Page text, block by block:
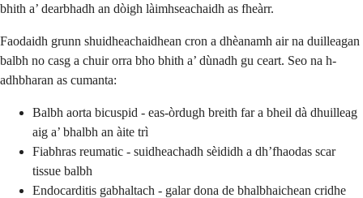
bhith a’ dearbhadh an dòigh làimhseachaidh as fheàrr.
Faodaidh grunn shuidheachaidhean cron a dhèanamh air na duilleagan
balbh no casg a chuir orra bho bhith a’ dùnadh gu ceart. Seo na h-
adhbharan as cumanta:
Balbh aorta bicuspid - eas-òrdugh breith far a bheil dà dhuilleag
aig a’ bhalbh an àite trì
Fiabhras reumatic - suidheachadh sèididh a dh’fhaodas scar
tissue balbh
Endocarditis gabhaltach - galar dona de bhalbhaichean cridhe